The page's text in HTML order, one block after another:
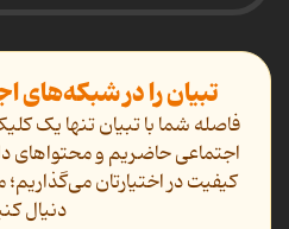
تبیان را در شبکه‌های
فاصله شما با تبیان تنها یک
اجتماعی حاضریم و محتواهای
کیفیت در اختیارتان
دنیال